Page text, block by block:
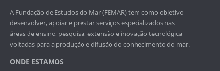
A Fundação de Estudos do Mar (FEMAR) tem como objetivo
desenvolver, apoiar e prestar serviços especializados nas
áreas de ensino, pesquisa, extensão e inovação tecnológica
voltadas para a produção e difusão do conhecimento do mar.
ONDE ESTAMOS